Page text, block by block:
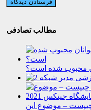
مطالب تصادفی
محبوب شده است؟
– موضوع این